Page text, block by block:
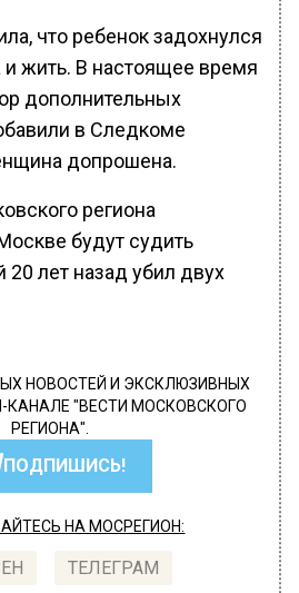
что ребенок задохнулся
и жить. В настоящее время
дополнительных
в Следкоме
допрошена.
региона
будут судить
лет назад убил двух
НОВОСТЕЙ И ЭКСКЛЮЗИВНЫХ
КАНАЛЕ "ВЕСТИ МОСКОВСКОГО
РЕГИОНА".
ПОДПИШИСЬ!
НА МОСРЕГИОН:
ТЕЛЕГРАМ